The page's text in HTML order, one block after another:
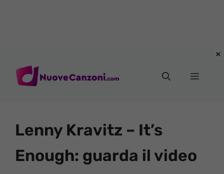
Menu
Lenny Kravitz – It’s
Enough: guarda il video